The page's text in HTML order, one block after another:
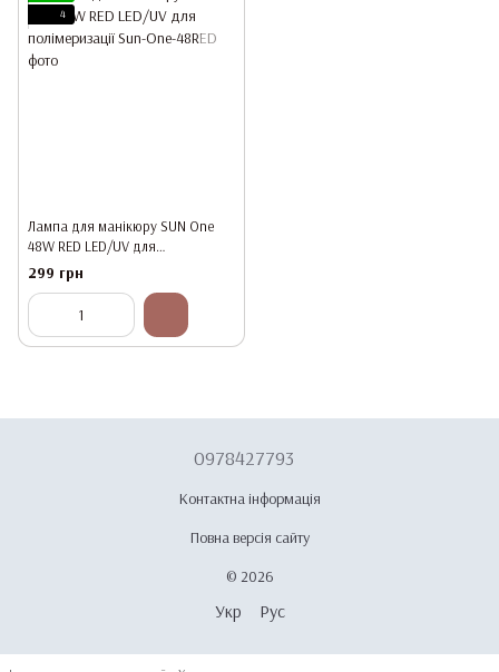
4
Лампа для манікюру SUN One
48W RED LED/UV для
полімеризації
299 грн
0978427793
Контактна інформація
Повна версія сайту
© 2026
Укр Рус